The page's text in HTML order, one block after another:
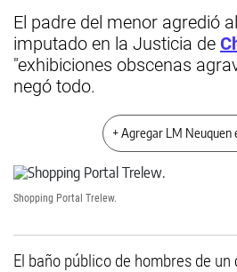
El padre del menor agredió
imputado en la Justicia de
"exhibiciones obscenas
negó todo.
+ Agregar LM Neuquen
Shopping Portal Trelew.
El baño público de hombres de